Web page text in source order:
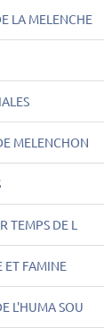
LA MELENCHE
MELENCHON
TEMPS DE L
ET FAMINE
L'HUMA SOU